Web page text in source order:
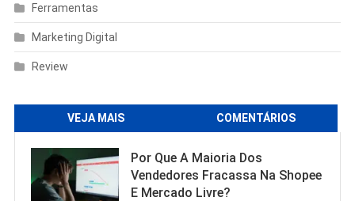
Ferramentas
Marketing Digital
Review
VEJA MAIS COMENTÁRIOS
Por Que A Maioria Dos
Vendedores Fracassa Na Shopee
E Mercado Livre?